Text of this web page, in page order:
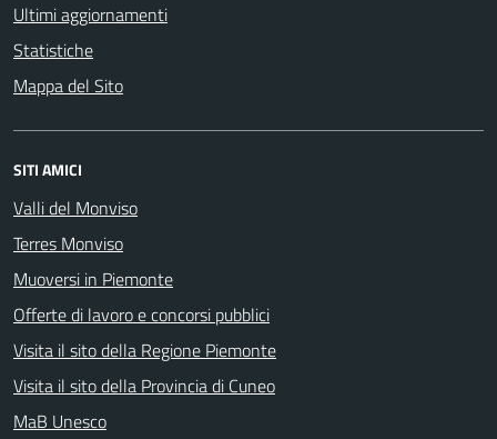
Ultimi aggiornamenti
Statistiche
Mappa del Sito
SITI AMICI
Valli del Monviso
Terres Monviso
Muoversi in Piemonte
Offerte di lavoro e concorsi pubblici
Visita il sito della Regione Piemonte
Visita il sito della Provincia di Cuneo
MaB Unesco